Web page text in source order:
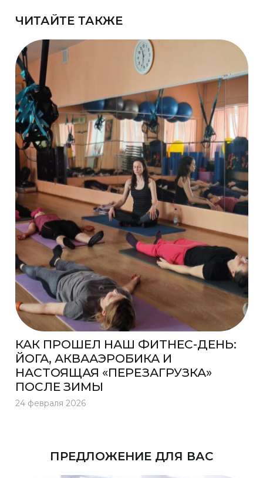
ЧИТАЙТЕ ТАКЖЕ
КАК ПРОШЕЛ НАШ ФИТНЕС-ДЕНЬ:
ЙОГА, АКВААЭРОБИКА И
НАСТОЯЩАЯ «ПЕРЕЗАГРУЗКА»
ПОСЛЕ ЗИМЫ
24 февраля 2026
ПРЕДЛОЖЕНИЕ ДЛЯ ВАС